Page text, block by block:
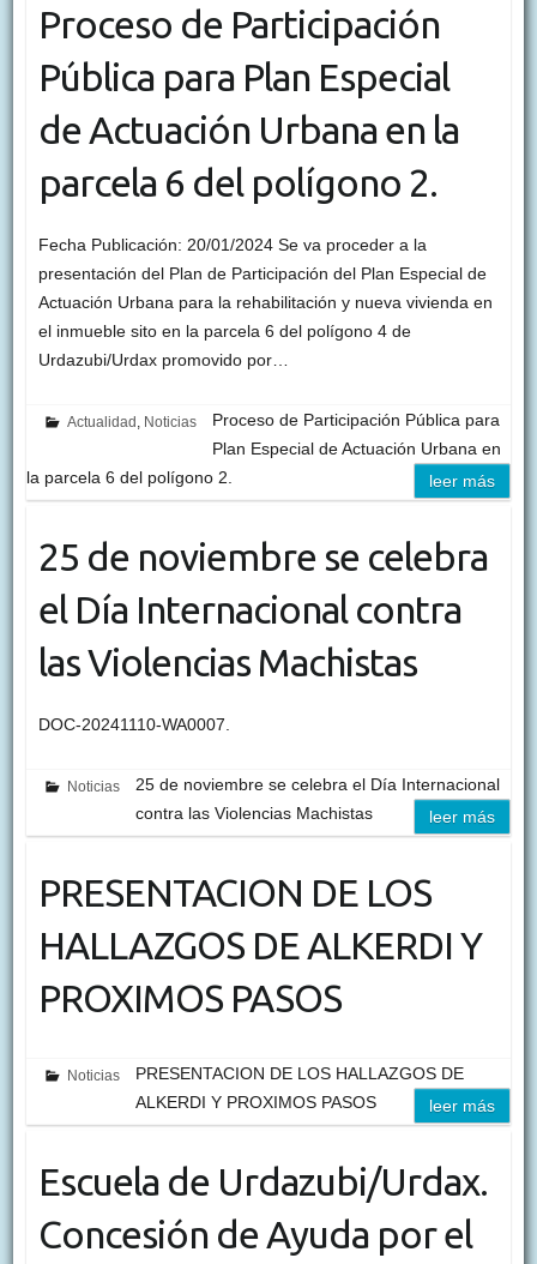
Proceso de Participación
Pública para Plan Especial
de Actuación Urbana en la
parcela 6 del polígono 2.
Fecha Publicación: 20/01/2024 Se va proceder a la
presentación del Plan de Participación del Plan Especial de
Actuación Urbana para la rehabilitación y nueva vivienda en
el inmueble sito en la parcela 6 del polígono 4 de
Urdazubi/Urdax promovido por…
Actualidad , Noticias
Proceso de Participación Pública para
Plan Especial de Actuación Urbana en
la parcela 6 del polígono 2.
leer más
25 de noviembre se celebra
el Día Internacional contra
las Violencias Machistas
DOC-20241110-WA0007.
Noticias
25 de noviembre se celebra el Día Internacional
contra las Violencias Machistas
leer más
PRESENTACION DE LOS
HALLAZGOS DE ALKERDI Y
PROXIMOS PASOS
Noticias
PRESENTACION DE LOS HALLAZGOS DE
ALKERDI Y PROXIMOS PASOS
leer más
Escuela de Urdazubi/Urdax.
Concesión de Ayuda por el